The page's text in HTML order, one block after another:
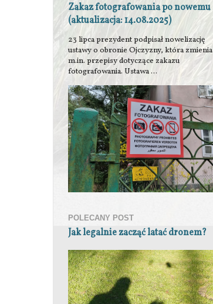
Zakaz fotografowania po nowemu
(aktualizacja: 14.08.2025)
23 lipca prezydent podpisał nowelizację
ustawy o obronie Ojczyzny, która zmienia
m.in. przepisy dotyczące zakazu
fotografowania. Ustawa ...
POLECANY POST
Jak legalnie zacząć latać dronem?